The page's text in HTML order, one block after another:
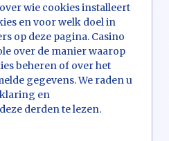
wie cookies installeert
en voor welk doel in
op deze pagina. Casino
over de manier waarop
beheren of over het
gegevens. We raden u
en
derden te lezen.